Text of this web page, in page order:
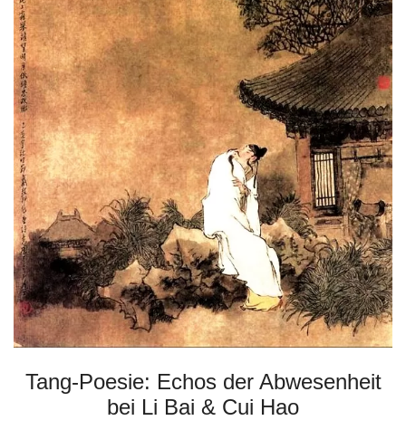
Tang-Poesie: Echos der Abwesenheit
bei Li Bai & Cui Hao